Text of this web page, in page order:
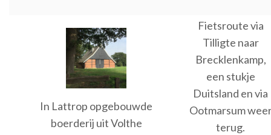
In Lattrop opgebouwde
boerderij uit Volthe
Fietsroute via
Tilligte naar
Brecklenkamp,
een stukje
Duitsland en via
Ootmarsum
terug.